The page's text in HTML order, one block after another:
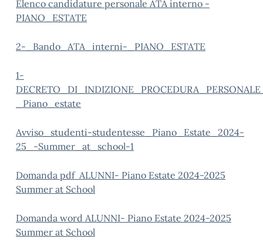
Elenco candidature personale ATA interno -
PIANO_ESTATE
2-_Bando_ATA_interni-_PIANO_ESTATE
1-
_Piano_estate
Avviso_studenti-studentesse_Piano_Estate_2024-
25_-Summer_at_school-1
Domanda pdf ALUNNI- Piano Estate 2024-2025
Summer at School
Domanda word ALUNNI- Piano Estate 2024-2025
Summer at School